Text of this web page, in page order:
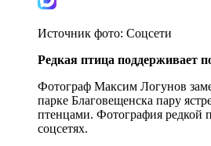
Источник фото: Соцсети
Редкая птица поддерживает
Фотограф Максим Логунов
парке Благовещенска пару
птенцами. Фотография редкой
соцсетях.